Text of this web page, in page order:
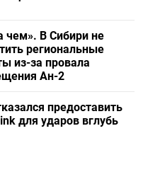
чем». В Сибири не
региональные
из-за провала
Ан-2
предоставить
для ударов вглубь